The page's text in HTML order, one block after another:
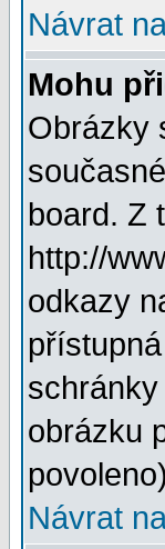
Návrat
Mohu
Obrázky
board. Z
http://
odkazy
obrázku
Návrat